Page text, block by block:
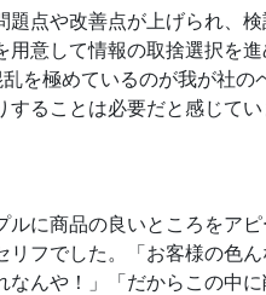
点や改善点が上げられ、
意して情報の取捨選択を
を極めているのが我が社の
ることは必要だと感じて
に商品の良いところをア
フでした。「お客様の色
んや！」「だからこの中